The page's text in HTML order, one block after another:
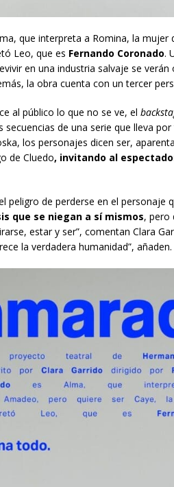
que interpreta a Romina, la mujer
Leo, que es Fernando Coronado.
en una industria salvaje se
la obra cuenta con un tercer
al público lo que no se ve, el
secuencias de una serie que lleva
los personajes dicen ser,
de Cluedo, invitando al
peligro de perderse en el personaje
que se niegan a sí mismos, pero
estar y ser”, comentan Clara
la verdadera humanidad”, añaden.